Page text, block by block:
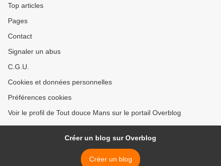
Top articles
Pages
Contact
Signaler un abus
C.G.U.
Cookies et données personnelles
Préférences cookies
Voir le profil de Tout douce Mans sur le portail Overblog
Créer un blog sur Overblog
Créer un blog